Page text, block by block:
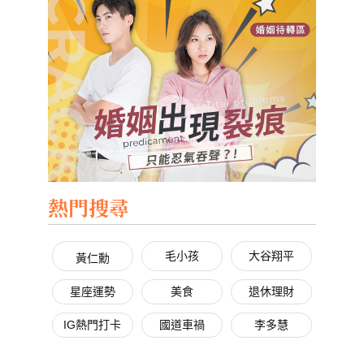
熱門搜尋
黃仁勳 毛小孩 大谷翔平
星座運勢 美食 退休理財
IG熱門打卡 國道車禍 李多慧